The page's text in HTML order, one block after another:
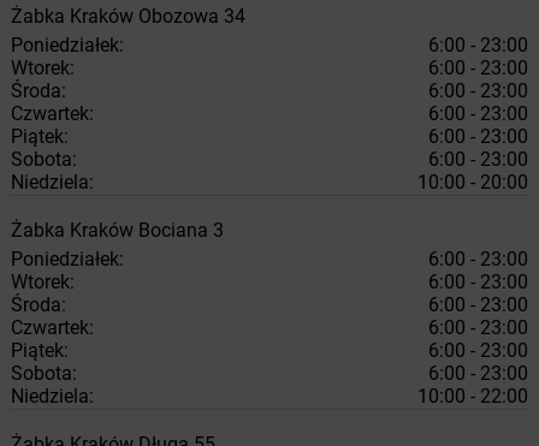
Żabka Kraków Obozowa 34
Poniedziałek:
6:00 - 23:00
Wtorek:
6:00 - 23:00
Środa:
6:00 - 23:00
Czwartek:
6:00 - 23:00
Piątek:
6:00 - 23:00
Sobota:
6:00 - 23:00
Niedziela:
10:00 - 20:00
Żabka Kraków Bociana 3
Poniedziałek:
6:00 - 23:00
Wtorek:
6:00 - 23:00
Środa:
6:00 - 23:00
Czwartek:
6:00 - 23:00
Piątek:
6:00 - 23:00
Sobota:
6:00 - 23:00
Niedziela:
10:00 - 22:00